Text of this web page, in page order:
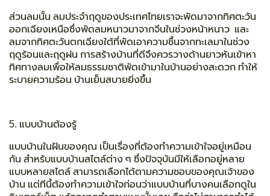
ส่วนลมนั้น ลมประจำฤดูของประเทศไทยเราจะพัดมาจากทิศตะวัน
ออกเฉียงเหนือซึ่งพัดลมหนาวมาจากจีนในช่วงหน้าหนาว และ
ลมจากทิศตะวันตกเฉียงใต้ที่พัดเอาความชื้นจากทะเลมาในช่วง
ฤดูร้อนและฤดูฝน การสร้างบ้านที่ดีจึงควรวางด้านยาวหันเข้าหา
ทิศทางลมเพื่อให้ลมธรรมชาติพัดเข้ามาในบ้านอย่างสะดวก ทำให้
ระบายความร้อน บ้านเย็นสบายยิ่งขึ้น
5. แบบบ้านต้องรู้
แบบบ้านในฝันของคุณ เป็นเรื่องที่ต้องทำความเข้าใจอยู่เหมือน
กัน สำหรับแบบบ้านสไตล์ต่าง ๆ ซึ่งปัจจุบันมีให้เลือกอยู่หลาย
แบบหลายสไตล์ สามารถเลือกได้ตามความชอบของคุณเจ้าของ
บ้าน แต่ทีนี้ต้องทำความเข้าใจก่อนว่าแบบบ้านที่บางคนเลือกดูใน